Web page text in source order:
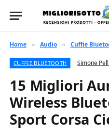
Home » Audio » Cuffie
CUFFIE BLUETOOTH Simone
15 Migliori
Wireless
Sport Corsa